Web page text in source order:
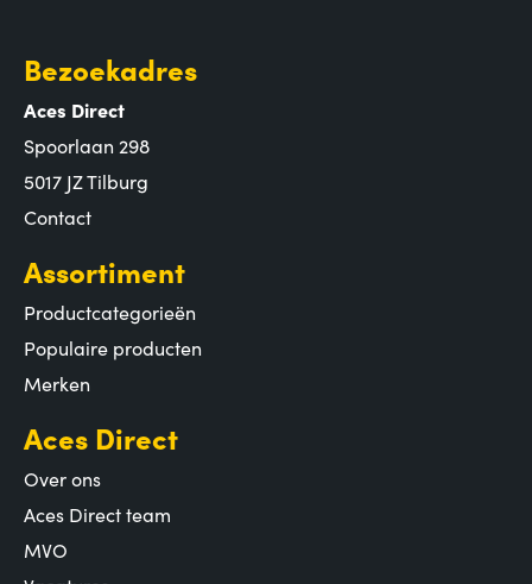
Bezoekadres
Aces Direct
Spoorlaan 298
5017 JZ Tilburg
Contact
Assortiment
Productcategorieën
Populaire producten
Merken
Aces Direct
Over ons
Aces Direct team
MVO